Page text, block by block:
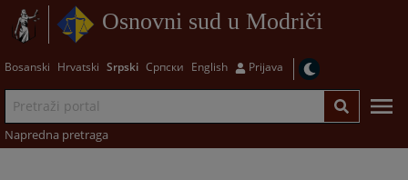
Osnovni sud u Modriči
Bosanski Hrvatski Srpski Српски English Prijava
Napredna pretraga